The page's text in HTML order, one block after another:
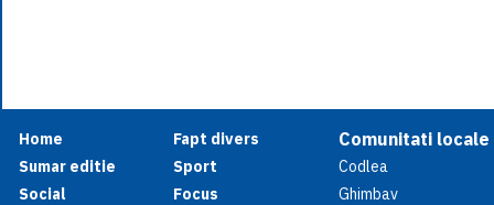
Home
Sumar editie
Social
Fapt divers
Sport
Focus
Comunitati locale
Codlea
Ghimbav